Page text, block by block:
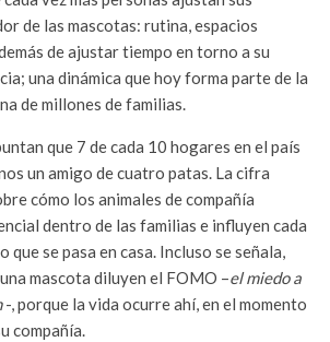
de las mascotas: rutina, espacios
de ajustar tiempo en torno a su
una dinámica que hoy forma parte de la
de millones de familias.
que 7 de cada 10 hogares en el país
un amigo de cuatro patas. La cifra
cómo los animales de compañía
dentro de las familias e influyen cada
que se pasa en casa. Incluso se señala,
mascota diluyen el FOMO –el miedo a
-, porque la vida ocurre ahí, en el momento
compañía.